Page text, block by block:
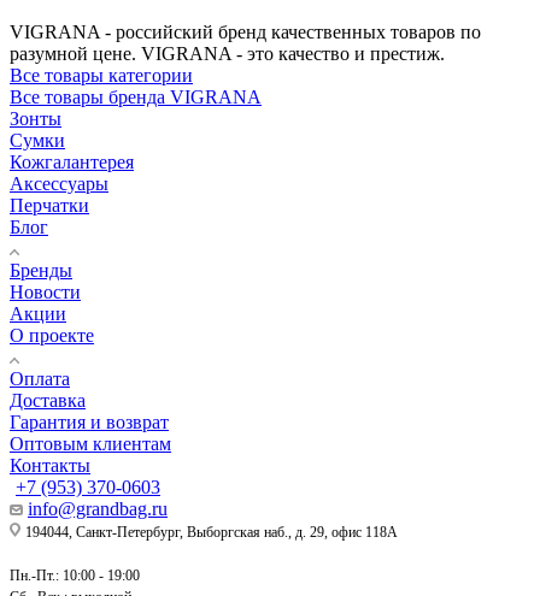
VIGRANA - российский бренд качественных товаров по
разумной цене. VIGRANA - это качество и престиж.
Все товары категории
Все товары бренда VIGRANA
Зонты
Сумки
Кожгалантерея
Аксессуары
Перчатки
Блог
Бренды
Новости
Акции
О проекте
Оплата
Доставка
Гарантия и возврат
Оптовым клиентам
Контакты
+7 (953) 370-0603
info@grandbag.ru
194044, Санкт-Петербург, Выборгская наб., д. 29, офис 118А
Пн.-Пт.: 10:00 - 19:00